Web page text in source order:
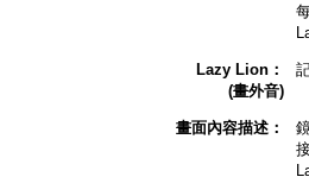
Lazy Lion：
(畫外音)
畫面內容描述：